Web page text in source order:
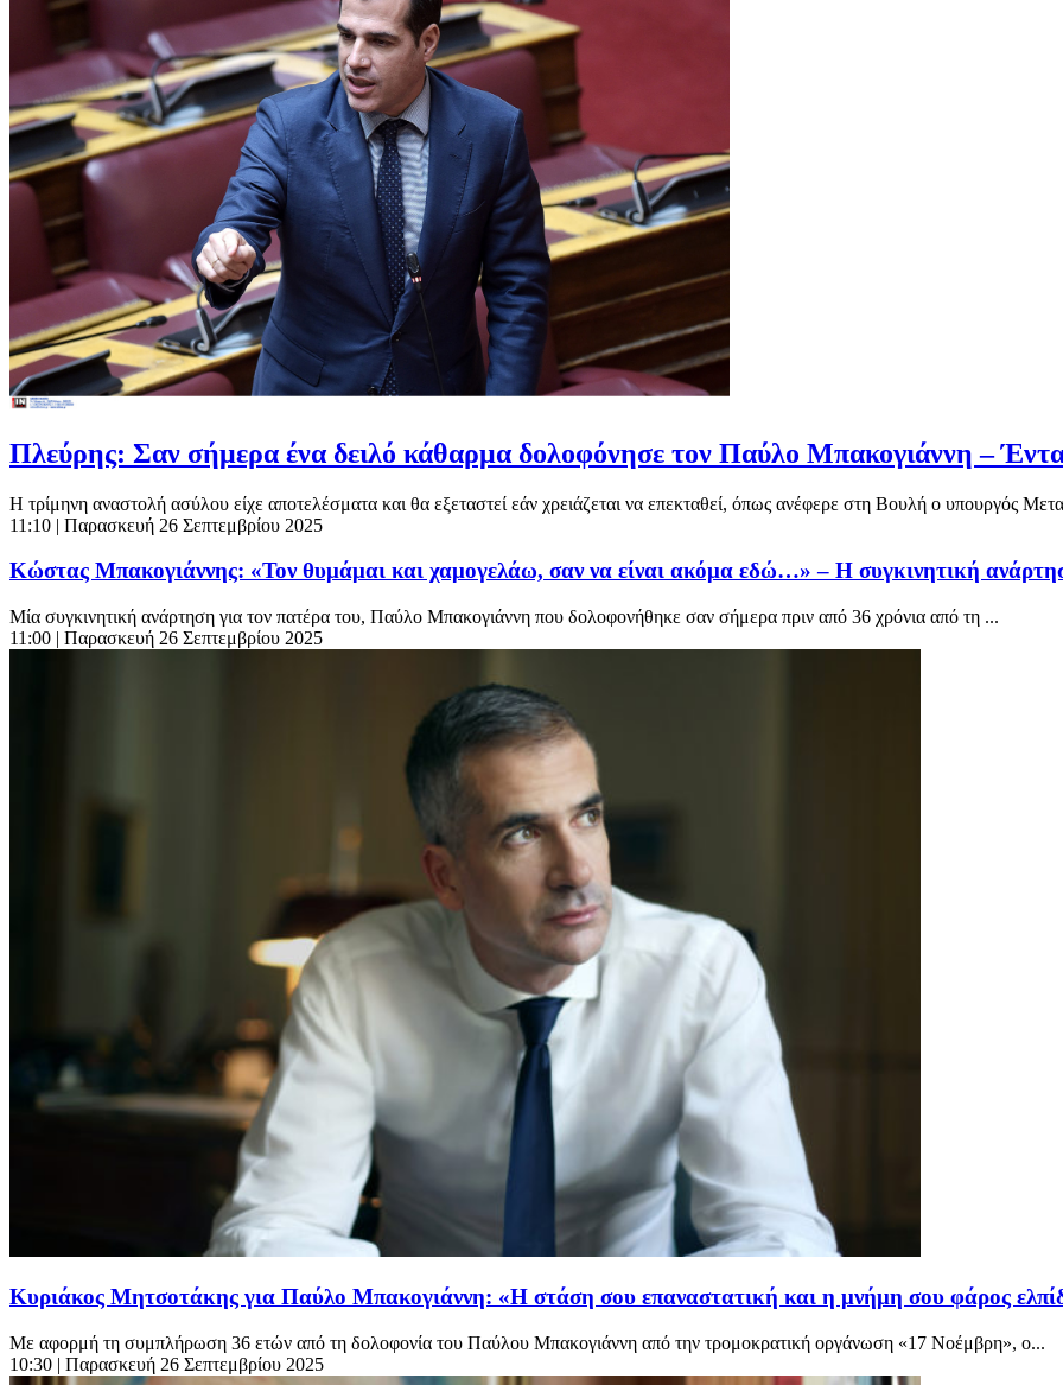
Πλεύρης: Σαν σήμερα ένα δειλό κάθαρμα δολοφόνησε τον Παύλο Μπακογιάννη –
Η τρίμηνη αναστολή ασύλου είχε αποτελέσματα και θα εξεταστεί εάν χρειάζεται να επεκταθεί, όπως ανέφερε στη Βουλή ο υπουργός
11:10 | Παρασκευή 26 Σεπτεμβρίου 2025
Κώστας Μπακογιάννης: «Τον θυμάμαι και χαμογελάω, σαν να είναι ακόμα εδώ…» – Η συγκινητική
Μία συγκινητική ανάρτηση για τον πατέρα του, Παύλο Μπακογιάννη που δολοφονήθηκε σαν σήμερα πριν από 36 χρόνια από τη ...
11:00 | Παρασκευή 26 Σεπτεμβρίου 2025
Κυριάκος Μητσοτάκης για Παύλο Μπακογιάννη: «Η στάση σου επαναστατική και η μνήμη σου φάρος
Με αφορμή τη συμπλήρωση 36 ετών από τη δολοφονία του Παύλου Μπακογιάννη από την τρομοκρατική οργάνωση «17 Νοέμβρη», ο...
10:30 | Παρασκευή 26 Σεπτεμβρίου 2025